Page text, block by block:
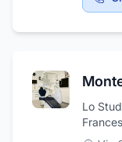
Lo
molti